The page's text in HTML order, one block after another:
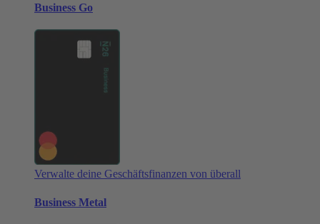
Business Go
Verwalte deine Geschäftsfinanzen von überall
Business Metal